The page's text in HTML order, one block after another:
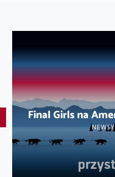
Final Girls na
NEWSY